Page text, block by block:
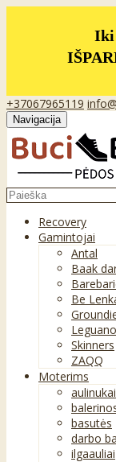
Iki
+37067965119
Navigacija
Recovery
Gamintojai
Antal
Baak
Be
Leguano
Skinners
ZAQQ
Moterims
aulinukai
basutės
darbo
ilgaauliai